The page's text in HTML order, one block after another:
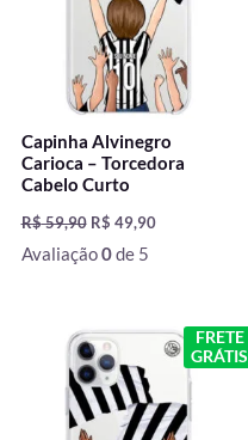
Capinha Alvinegro
Carioca – Torcedora
Cabelo Curto
R$59,90 R$ 49,90
Avaliação0de 5
FRETE
GRÁTIS
O
preço
original
era:
R$ 59,90.
O
preço
R$ 49,90.